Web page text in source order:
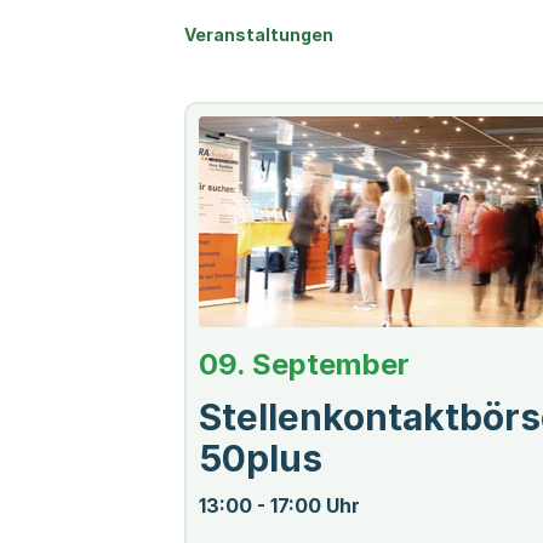
Veranstaltungen
50plus
09. September
13:00 - 17:00 Uhr